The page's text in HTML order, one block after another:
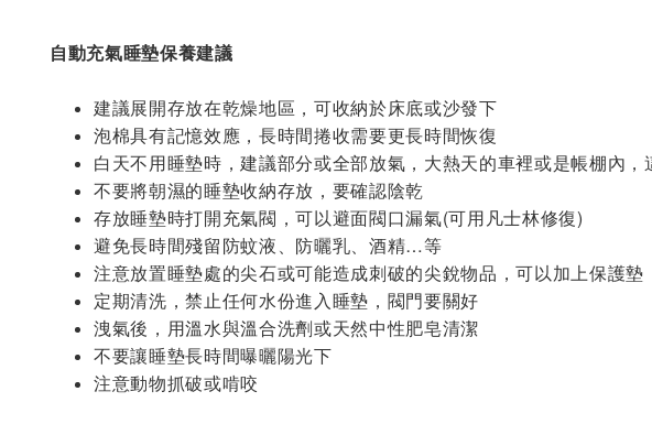
自動充氣睡墊保養建議
建議展開存放在乾燥地區，可收納於床底或沙發下
泡棉具有記憶效應，長時間捲收需要更長時間恢復
白天不用睡墊時，建議部分或全部放氣，大熱天的車裡或是帳棚內
不要將朝濕的睡墊收納存放，要確認陰乾
存放睡墊時打開充氣閥，可以避面閥口漏氣(可用凡士林修復)
避免長時間殘留防蚊液、防曬乳、酒精…等
注意放置睡墊處的尖石或可能造成刺破的尖銳物品，可以加上保護墊
定期清洗，禁止任何水份進入睡墊，閥門要關好
洩氣後，用溫水與溫合洗劑或天然中性肥皂清潔
不要讓睡墊長時間曝曬陽光下
注意動物抓破或啃咬